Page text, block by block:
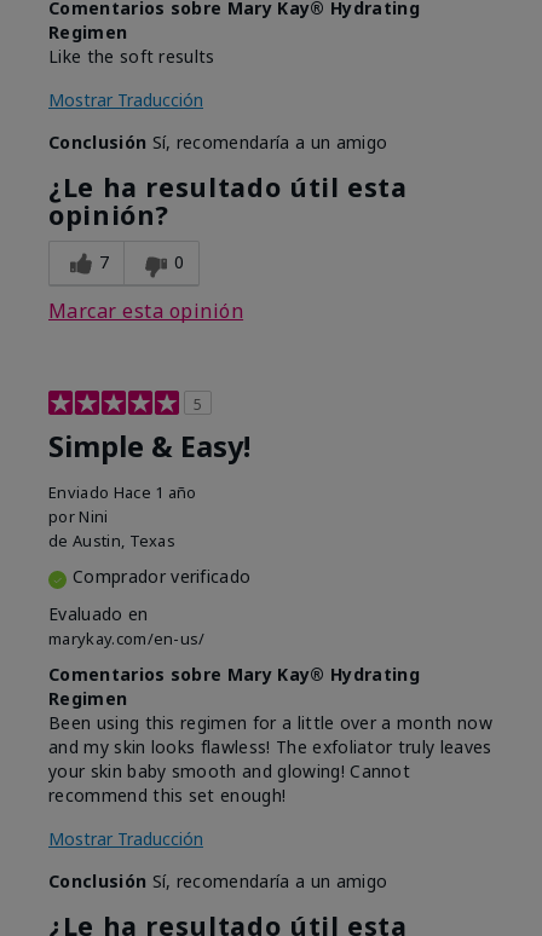
Comentarios sobre Mary Kay® Hydrating
Regimen
Like the soft results
Mostrar Traducción
Conclusión Sí, recomendaría a un amigo
¿Le ha resultado útil esta
opinión?
7 0
Marcar esta opinión
5
Simple & Easy!
Enviado Hace 1 año
por Nini
de Austin, Texas
Comprador verificado
Evaluado en
marykay.com/en-us/
Comentarios sobre Mary Kay® Hydrating
Regimen
Been using this regimen for a little over a month now
and my skin looks flawless! The exfoliator truly leaves
your skin baby smooth and glowing! Cannot
recommend this set enough!
Mostrar Traducción
Conclusión Sí, recomendaría a un amigo
¿Le ha resultado útil esta